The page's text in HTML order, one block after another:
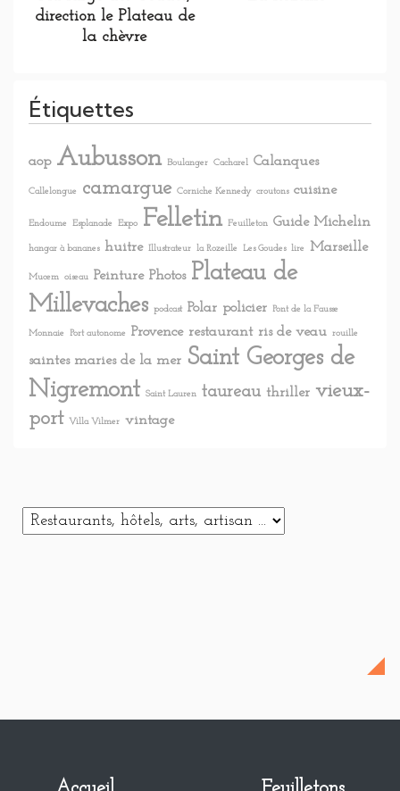
direction le Plateau de
la chèvre
Étiquettes
aop Aubusson Boulanger Cacharel Calanques
Callelongue camargue Corniche Kennedy croutons cuisine
Endoume Esplanade Expo Felletin Feuilleton Guide Michelin
hangar à bananes huitre Illustrateur la Rozeille Les Goudes lire Marseille
Mucem oiseau Peinture Photos Plateau de
Millevaches podcast Polar policier Pont de la Fausse
Monnaie Port autonome Provence restaurant ris de veau rouille
saintes maries de la mer Saint Georges de
Nigremont Saint Lauren taureau thriller vieux-
port
Villa Vilmer vintage